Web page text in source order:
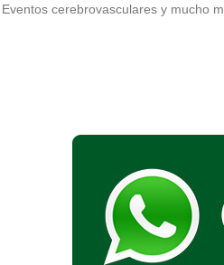
Eventos cerebrovasculares y mucho